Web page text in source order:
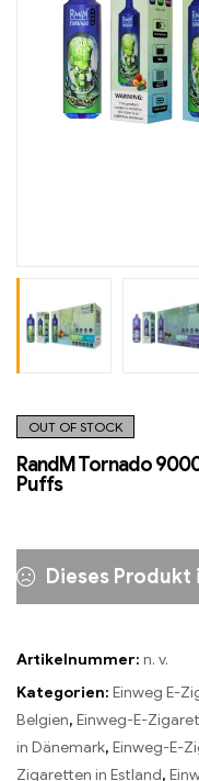
OUT OF STOCK
RandM Tornado
Puffs
Dieses
Artikelnummer: n. v.
Kategorien: Einweg E-
Belgien, Einweg-E-
in Dänemark, Einweg-E-
Zigaretten in Estland,